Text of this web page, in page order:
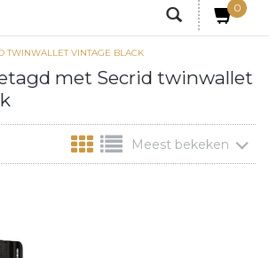
0
TWINWALLET VINTAGE BLACK
met Secrid twinwallet
Meest bekeken